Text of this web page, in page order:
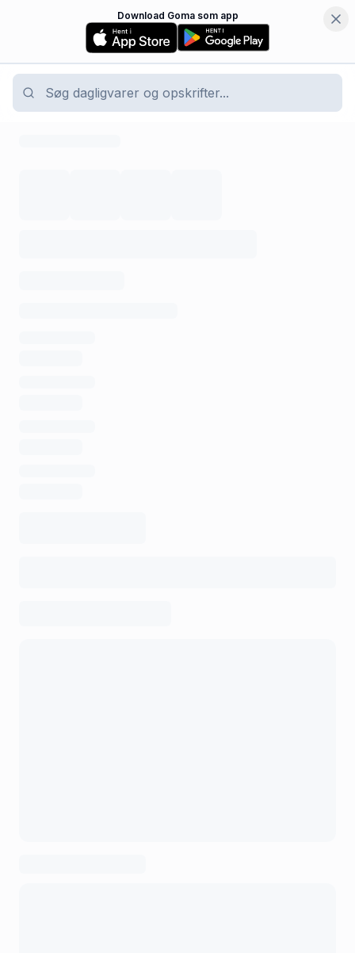
Download Goma som app